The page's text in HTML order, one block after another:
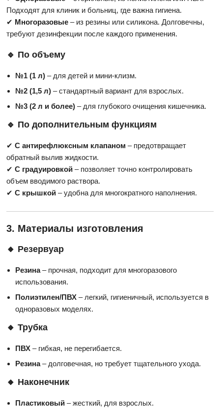
Подходят для клиник и больниц, где важна гигиена.
✔ Многоразовые – из резины или силикона. Долговечны,
требуют дезинфекции после каждого применения.
🔹 По объему
№1 (1 л) – для детей и мини-клизм.
№2 (1,5 л) – стандартный вариант для взрослых.
№3 (2 л и более) – для глубокого очищения кишечника.
🔹 По дополнительным функциям
✔С антирефлюксным клапаном – предотвращает
обратный вылив жидкости.
✔С градуировкой – позволяет точно контролировать
объем вводимого раствора.
✔С крышкой – удобна для многократного наполнения.
3. Материалы изготовления
🔸 Резервуар
Резина– прочная, подходит для многоразового
использования.
Полиэтилен/ПВХ – легкий, гигиеничный, используется в
одноразовых моделях.
🔸 Трубка
ПВХ – гибкая, не перегибается.
Резина– долговечная, но требует тщательного ухода.
🔸 Наконечник
Пластиковый – жесткий, для взрослых.